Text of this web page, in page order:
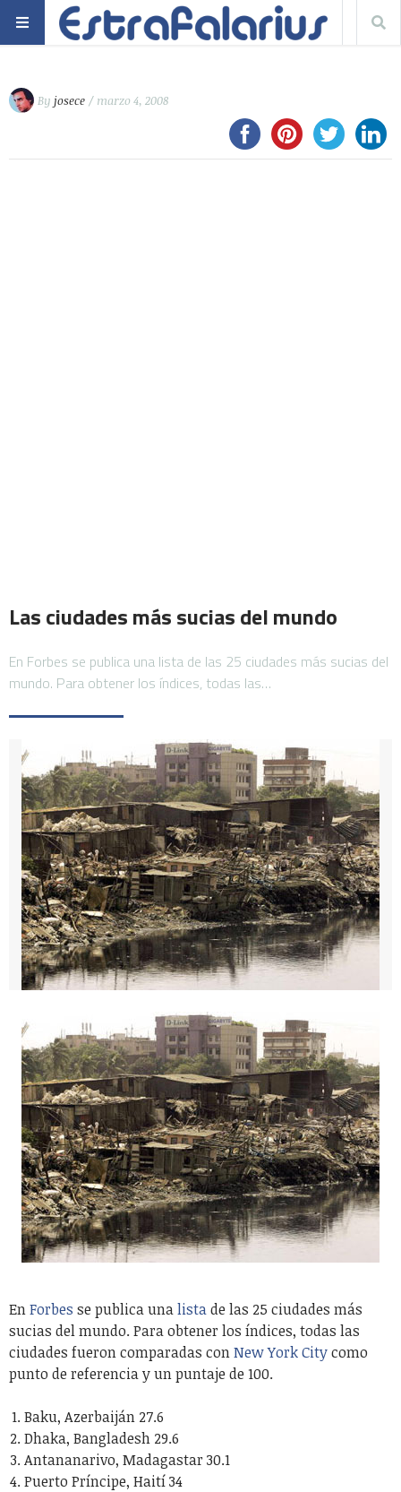
By josece / marzo 4, 2008
Las ciudades más sucias del mundo
En Forbes se publica una lista de las 25 ciudades más sucias del
mundo. Para obtener los índices, todas las…
EnForbes se publica unalistade las 25 ciudades más
sucias del mundo. Para obtener los índices, todas las
ciudades fueron comparadas conNew York Citycomo
punto de referencia y un puntaje de 100.
Baku, Azerbaiján 27.6
Dhaka, Bangladesh 29.6
Antananarivo, Madagastar 30.1
Puerto Príncipe, Haití 34